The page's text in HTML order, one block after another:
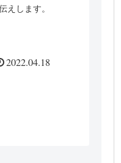
えします。
2022.04.18